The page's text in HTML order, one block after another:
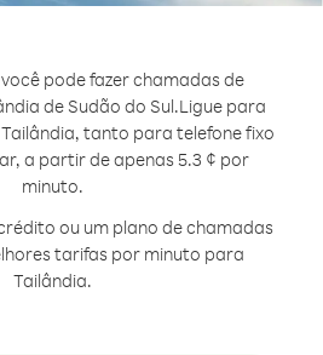
pode fazer chamadas de
de Sudão do Sul.Ligue para
tanto para telefone fixo
a partir de apenas 5.3 ¢ por
minuto.
ou um plano de chamadas
tarifas por minuto para
Tailândia.